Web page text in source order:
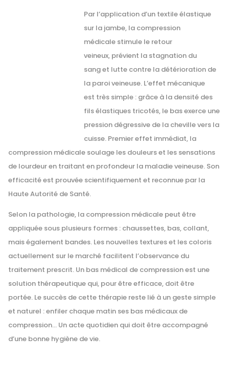
Par l’application d’un textile élastique
sur la jambe, la compression
médicale stimule le retour
veineux, prévient la stagnation du
sang et lutte contre la détérioration de
la paroi veineuse. L’effet mécanique
est très simple : grâce à la densité des
fils élastiques tricotés, le bas exerce une
pression dégressive de la cheville vers la
cuisse. Premier effet immédiat, la
compression médicale soulage les douleurs et les sensations
de lourdeur en traitant en profondeur la maladie veineuse. Son
efficacité est prouvée scientifiquement et reconnue par la
Haute Autorité de Santé.
Selon la pathologie, la compression médicale peut être
appliquée sous plusieurs formes : chaussettes, bas, collant,
mais également bandes. Les nouvelles textures et les coloris
actuellement sur le marché facilitent l’observance du
traitement prescrit. Un bas médical de compression est une
solution thérapeutique qui, pour être efficace, doit être
portée. Le succès de cette thérapie reste lié à un geste simple
et naturel : enfiler chaque matin ses bas médicaux de
compression… Un acte quotidien qui doit être accompagné
d’une bonne hygiène de vie.